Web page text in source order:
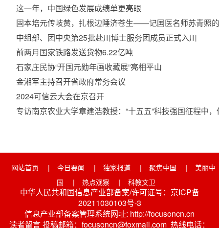
这一年，中国绿色发展成绩单更亮眼
固本培元传岐黄，扎根边陲济苍生——记国医名师苏青照
中组部、团中央第25批赴川博士服务团成员正式入川
前两月国家铁路发送货物6.22亿吨
石家庄民协“开国元勋年画收藏展”亮相平山
金湘军主持召开省政府常务会议
2024可信云大会在京召开
专访南京农业大学章建浩教授：“十五五”科技强国征程中
网站首页 | 今日要闻 | 独家报道 | 聚焦中国 |
美丽中
国
| 热点观察 | 科教文卫
中华人民共和国信息产业部备案/许可证号：京ICP备
20211030103号-3
信息产业部备案管理系统网址: http://focusoncn.cn
读者留言 投稿邮箱：focusoncn@foxmail.com 热线电话：